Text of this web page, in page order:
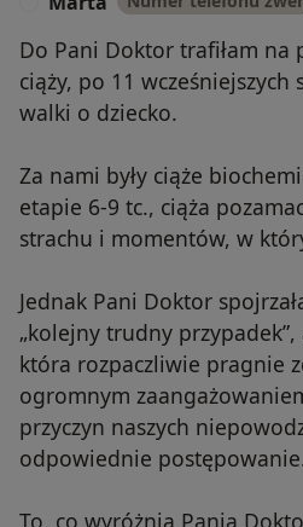
Do Pani Doktor trafiłam na
ciąży, po 11
walki o dziecko.
Za nami były ciąże
etapie 6-9 tc., ciąża
strachu i momentów, w
Jednak Pani Doktor
„kolejny trudny
która rozpaczliwie pragnie
ogromnym
przyczyn naszych
odpowiednie
To, co wyróżnia Panią